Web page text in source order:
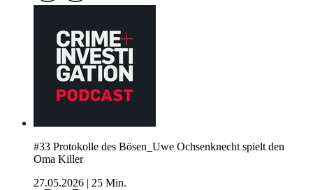
#33 Protokolle des Bösen_Uwe Ochsenknecht spielt den
Oma Killer
27.05.2026
25 Min.